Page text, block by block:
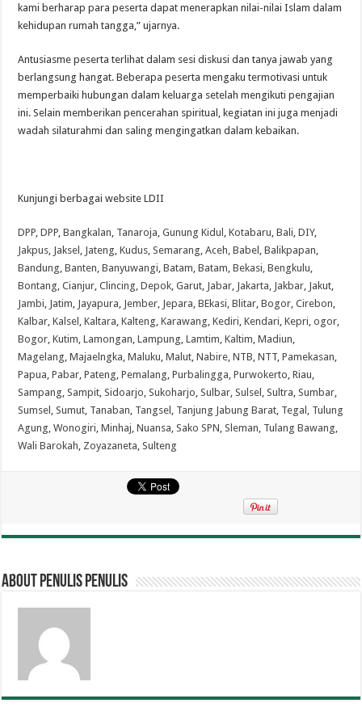
kami berharap para peserta dapat menerapkan nilai-nilai Islam dalam
kehidupan rumah tangga,” ujarnya.
Antusiasme peserta terlihat dalam sesi diskusi dan tanya jawab yang
berlangsung hangat. Beberapa peserta mengaku termotivasi untuk
memperbaiki hubungan dalam keluarga setelah mengikuti pengajian
ini. Selain memberikan pencerahan spiritual, kegiatan ini juga menjadi
wadah silaturahmi dan saling mengingatkan dalam kebaikan.
Kunjungi berbagai website LDII
DPP ,DPP ,Bangkalan Tanaroja ,Gunung Kidul ,Kotabaru ,Bali ,DIY,
Jakpus Jaksel Jateng ,Kudus ,Semarang ,Aceh ,Babel ,Balikpapan
Bandung ,Banten ,Banyuwangi ,Batam ,Batam ,Bekasi ,Bengkulu
Bontang ,Cianjur ,Clincing ,Depok ,Garut Jabar Jakarta Jakbar Jakut
Jambi Jatim Jayapura Jember Jepara ,BEkasi ,Blitar ,Bogor ,Cirebon
Kalbar ,Kalsel ,Kaltara ,Kalteng ,Karawang ,Kediri ,Kendari ,Kepri ,ogor
Bogor ,Kutim ,Lamongan ,Lampung ,Lamtim ,Kaltim ,Madiun
Magelang ,Majaelngka ,Maluku ,Malut ,Nabire ,NTB ,NTT ,Pamekasan
Papua ,Pabar ,Pateng ,Pemalang ,Purbalingga ,Purwokerto ,Riau
Sampang ,Sampit ,Sidoarjo ,Sukoharjo ,Sulbar ,Sulsel ,Sultra ,Sumbar
Sumsel ,Sumut Tanaban Tangsel Tanjung Jabung Barat Tegal
Tulung
Agung ,Wonogiri ,Minhaj ,Nuansa ,Sako SPN ,Sleman Tulang Bawang
Wali Barokah Zoyazaneta ,Sulteng
About penulis penulis